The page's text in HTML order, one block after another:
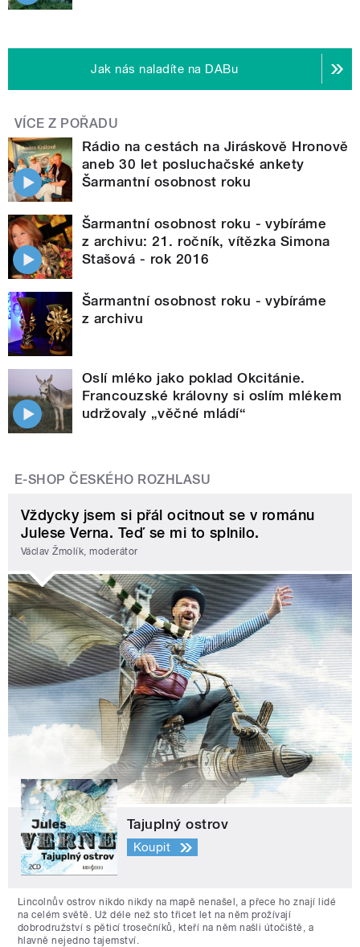
Jak nás naladíte na DABu
VÍCE Z POŘADU
Rádio na cestách na Jiráskově Hronově
aneb 30 let posluchačské ankety
Šarmantní osobnost roku
Šarmantní osobnost roku - vybíráme
z archivu: 21. ročník, vítězka Simona
Stašová - rok 2016
Šarmantní osobnost roku - vybíráme
z archivu
Oslí mléko jako poklad Okcitánie.
Francouzské královny si oslím mlékem
udržovaly „věčné mládí“
E-SHOP ČESKÉHO ROZHLASU
Vždycky jsem si přál ocitnout se v románu
Julese Verna. Teď se mi to splnilo.
Václav Žmolík, moderátor
Tajuplný ostrov
Koupit
Lincolnův ostrov nikdo nikdy na mapě nenašel, a přece ho znají lidé
na celém světě. Už déle než sto třicet let na něm prožívají
dobrodružství s pěticí trosečníků, kteří na něm našli útočiště, a
hlavně nejedno tajemství.